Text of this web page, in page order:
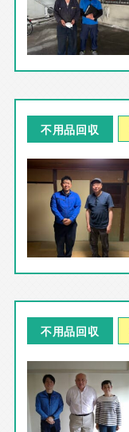
不用品回収
不用品回収